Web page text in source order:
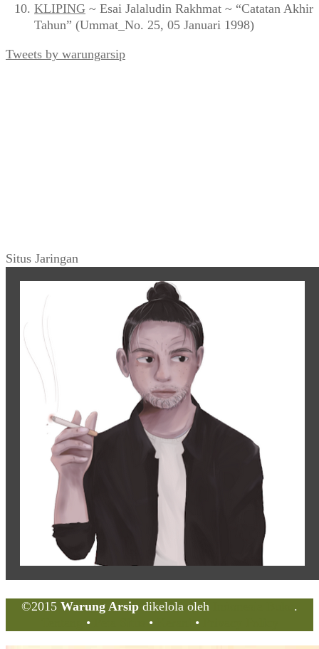
KLIPING ~ Esai Jalaludin Rakhmat ~ “Catatan Akhir
Tahun” (Ummat_No. 25, 05 Januari 1998)
Tweets by warungarsip
Situs Jaringan
©2015 Warung Arsip dikelola oleh
.
• • •